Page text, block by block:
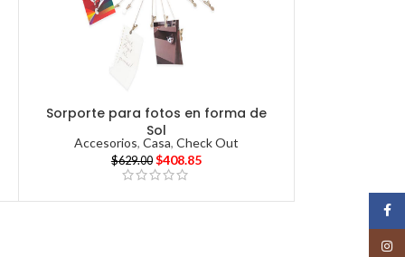
Sorporte para fotos en forma de
Sol
Accesorios, Casa, Check Out
$629.00 $408.85